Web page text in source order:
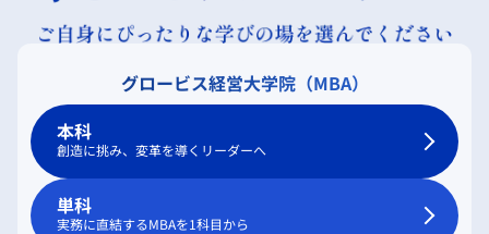
グロービス経営大学院（MBA）
本科
創造に挑み、変革を導くリーダーへ
単科
実務に直結するMBAを1科目から